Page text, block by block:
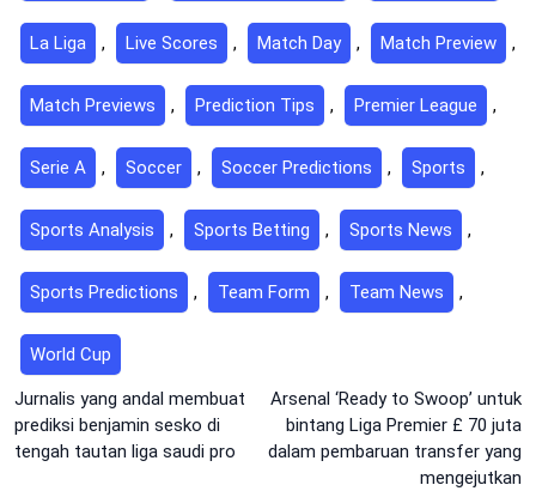
La Liga , Live Scores , Match Day , Match Preview ,
Match Previews , Prediction Tips , Premier League ,
Serie A , Soccer , Soccer Predictions , Sports ,
Sports Analysis , Sports Betting , Sports News ,
Sports Predictions , Team Form , Team News ,
World Cup
Post
navigation
Jurnalis yang andal membuat
prediksi benjamin sesko di
tengah tautan liga saudi pro
Arsenal ‘Ready to Swoop’ untuk
bintang Liga Premier £ 70 juta
dalam pembaruan transfer yang
mengejutkan